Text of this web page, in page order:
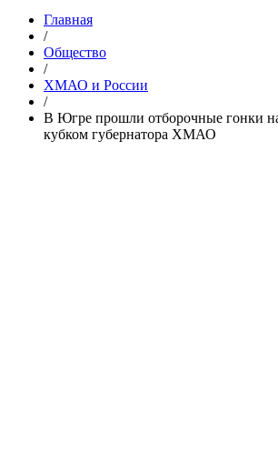
Главная
/
Общество
/
ХМАО и России
/
В Югре прошли отборочные гонки
кубком губернатора ХМАО